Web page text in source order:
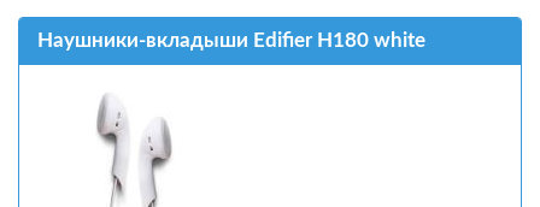
Наушники-вкладыши Edifier H180 white